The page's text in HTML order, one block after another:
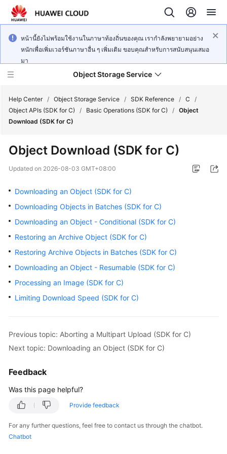
หน้านี้ยังไม่พร้อมใช้งานในภาษาท้องถิ่นของคุณ เรากำลังพยายามอย่าง
หนักเพื่อเพิ่มเวอร์ชันภาษาอื่น ๆ เพิ่มเติม ขอบคุณสำหรับการสนับสนุนเสมอ
มา
Object Storage Service
Product
Overview
Billing
Getting
Started
Guide
Configuration
Guide
Tools
Best
API
Help Center / Object Storage Service / SDK Reference / C
/
Object APIs (SDK for C)
/ Basic Operations (SDK for C) / Object
Download (SDK for C)
Object Download (SDK for C)
Updated on 2026-08-03 GMT+08:00
Downloading an Object (SDK for C)
Downloading Objects in Batches (SDK for C)
Downloading an Object - Conditional (SDK for C)
Restoring an Archive Object (SDK for C)
Restoring Archive Objects in Batches (SDK for C)
Downloading an Object - Resumable (SDK for C)
Processing an Image (SDK for C)
Limiting Download Speed (SDK for C)
Previous topic: Aborting a Multipart Upload (SDK for C)
Next topic: Downloading an Object (SDK for C)
Feedback
Was this page helpful?
Provide feedback
For any further questions, feel free to contact us through the chatbot.
Chatbot